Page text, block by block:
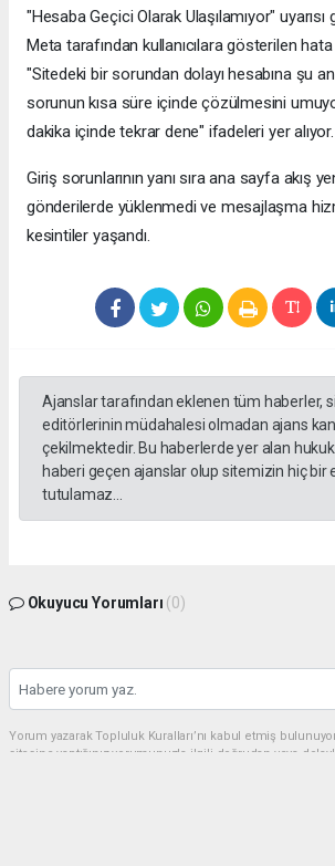
"Hesaba Geçici Olarak Ulaşılamıyor"
Meta tarafından kullanıcılara gösterilen hata
"Sitedeki bir sorundan dolayı hesabına şu
sorunun kısa süre içinde çözülmesini
dakika içinde tekrar dene" ifadeleri yer alıyor.
Giriş sorunlarının yanı sıra ana sayfa akış
gönderilerde yüklenmedi ve mesajlaşma
kesintiler yaşandı.
Ajanslar tarafından eklenen tüm haberler,
editörlerinin müdahalesi olmadan ajans
çekilmektedir. Bu haberlerde yer alan
haberi geçen ajanslar olup sitemizin hiç bir
tutulamaz...
Okuyucu Yorumları (0)
Yorum yazarak Topluluk Kuralları’nı kabul etmiş
sitesine yaptığınız yorumunuzla ilgili doğrudan veya